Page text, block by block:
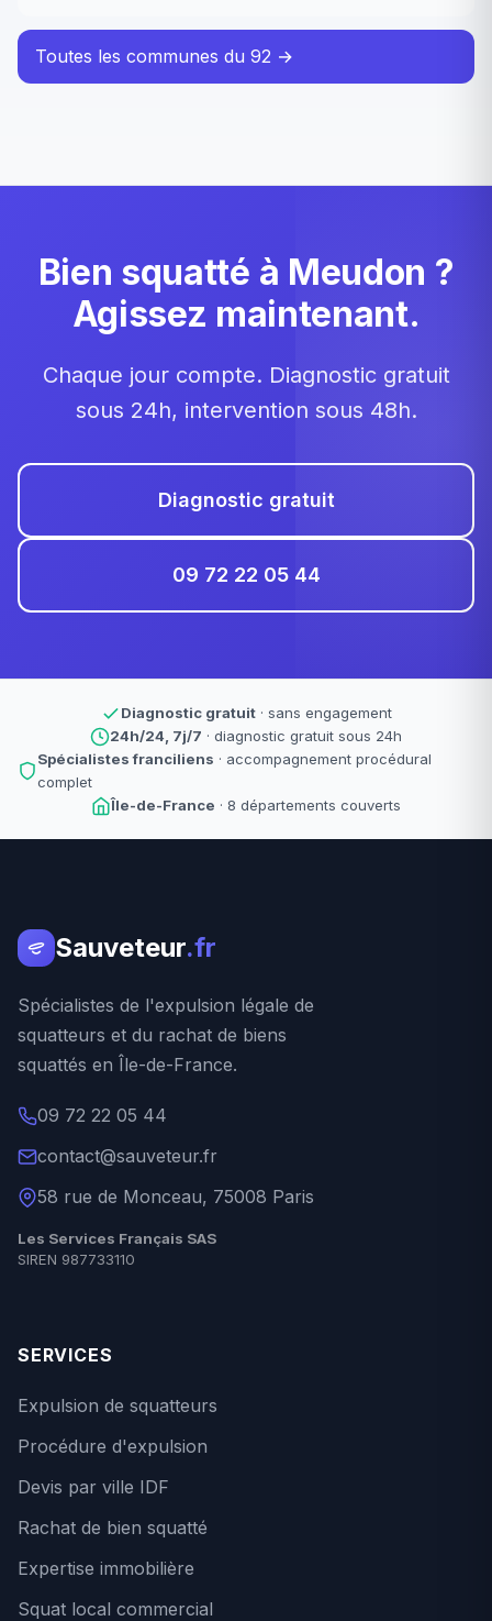
Toutes les communes du 92 →
Bien squatté à Meudon ?
Agissez maintenant.
Chaque jour compte. Diagnostic gratuit
sous 24h, intervention sous 48h.
Diagnostic gratuit
09 72 22 05 44
Diagnostic gratuit· sans engagement
24h/24, 7j/7 · diagnostic gratuit sous 24h
Spécialistes franciliens · accompagnement procédural
complet
Île-de-France · 8 départements couverts
Sauveteur.fr
Spécialistes de l'expulsion légale de
squatteurs et du rachat de biens
squattés en Île-de-France.
09 72 22 05 44
contact@sauveteur.fr
58 rue de Monceau, 75008 Paris
Les Services Français SAS
SIREN 987733110
SERVICES
Expulsion de squatteurs
Procédure d'expulsion
Devis par ville IDF
Rachat de bien squatté
Expertise immobilière
Squat local commercial